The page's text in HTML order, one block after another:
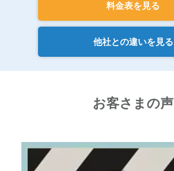
料金表を見る
他社との違いを見る
お客さまの声